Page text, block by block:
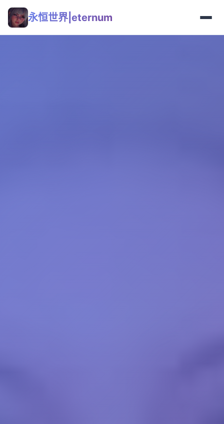
永恒世界|eternum